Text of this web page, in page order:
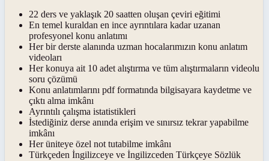
22 ders ve yaklaşık 20 saatten oluşan çeviri eğitimi
En temel kuraldan en ince ayrıntılara kadar uzanan
profesyonel konu anlatımı
Her bir derste alanında uzman hocalarımızın konu anlatım
videoları
Her konuya ait 10 adet alıştırma ve tüm alıştırmaların videolu
soru çözümü
Konu anlatımlarını pdf formatında bilgisayara kaydetme ve
çıktı alma imkânı
Ayrıntılı çalışma istatistikleri
İstediğiniz derse anında erişim ve sınırsız tekrar yapabilme
imkânı
Her üniteye özel not tutabilme imkânı
Türkçeden İngilizceye ve İngilizceden Türkçeye Sözlük